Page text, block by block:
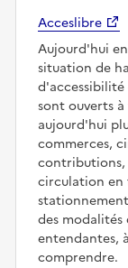
Acceslibre
Aujourd'hui
situation de
d'accessibilité
sont ouverts
aujourd'hui
commerces,
contributions,
circulation en
des modalités
entendantes,
comprendre.